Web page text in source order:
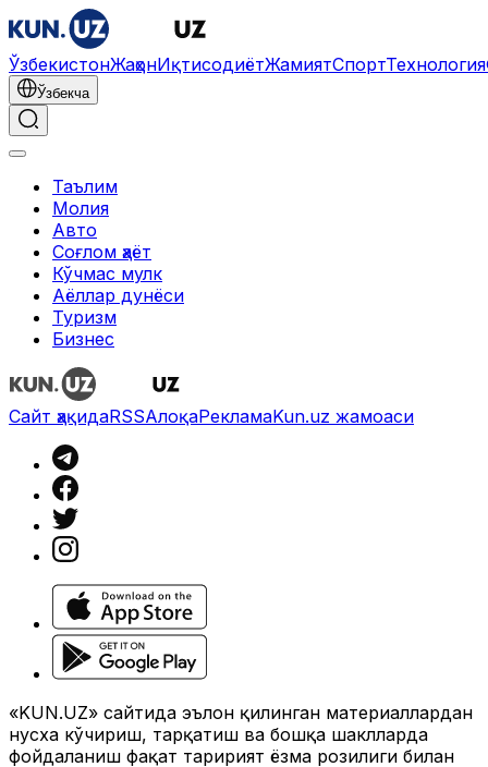
ЎзбекистонЖаҳонИқтисодиётЖамиятСпортТехнология
Ўзбекча
Таълим
Молия
Авто
Соғлом ҳаёт
Кўчмас мулк
Аёллар дунёси
Туризм
Бизнес
Сайт ҳақидаRSSАлоқаРекламаKun.uz жамоаси
«KUN.UZ» сайтида эълон қилинган материаллардан
нусха кўчириш, тарқатиш ва бошқа шаклларда
фойдаланиш фақат таҳририят ёзма розилиги билан